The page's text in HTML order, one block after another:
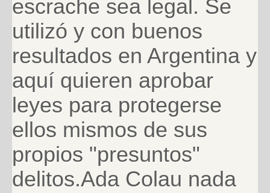
escrache sea legal. Se
utilizó y con buenos
resultados en Argentina y
aquí quieren aprobar
leyes para protegerse
ellos mismos de sus
propios "presuntos"
delitos.Ada Colau nada